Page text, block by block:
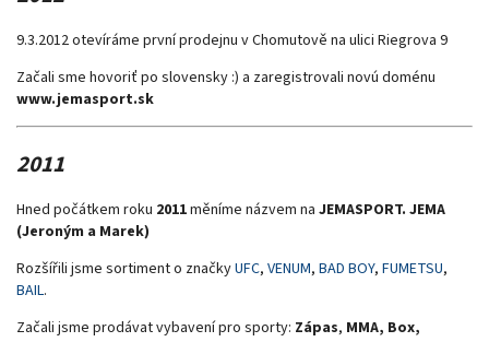
9.3.2012 otevíráme první prodejnu v Chomutově na ulici Riegrova 9
Začali sme hovoriť po slovensky :) a zaregistrovali novú doménu
www.jemasport.sk
2011
Hned počátkem roku 2011měníme názvem na JEMASPORT. JEMA
(Jeroným a Marek)
Rozšířili jsme sortiment o značkyUFC, VENUM, BAD BOY, FUMETSU,
BAIL.
Začali jsme prodávat vybavení pro sporty: Zápas, MMA, Box,